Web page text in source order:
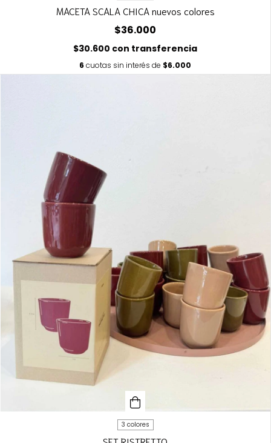
MACETA SCALA CHICA nuevos colores
$36.000
$30.600 con transferencia
6 cuotas sin interés de $6.000
3 colores